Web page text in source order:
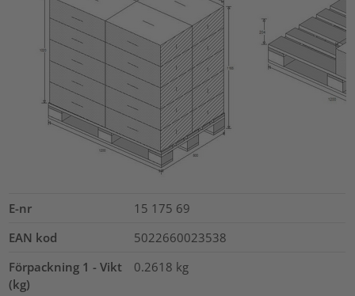
E-nr
15 175 69
EAN kod
5022660023538
Förpackning 1 - Vikt
(kg)
0.2618 kg